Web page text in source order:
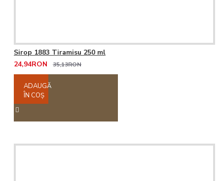
Sirop 1883 Tiramisu 250 ml
24,94RON
35,13RON
ADAUGĂ
ÎN COŞ